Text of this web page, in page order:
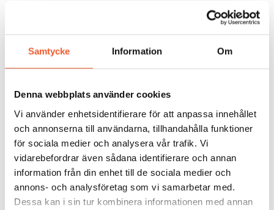
Samtycke Information Om
Denna webbplats använder cookies
Vi använder enhetsidentifierare för att anpassa innehållet
och annonserna till användarna, tillhandahålla funktioner
för sociala medier och analysera vår trafik. Vi
vidarebefordrar även sådana identifierare och annan
information från din enhet till de sociala medier och
annons- och analysföretag som vi samarbetar med.
Dessa kan i sin tur kombinera informationen med annan
bakgrundskontroller
Säkerhetssamtal för personal som inte är
säkerhetsklassad
HR, säkerhetsfunktioner och alla som arbetar med
arbetsmiljö och trygghet.
Varmt välkommen till konferensenOtillåten påverkan i
offentlig sektorden 30 september 2026 – på plats i
Stockholm eller digitalt!